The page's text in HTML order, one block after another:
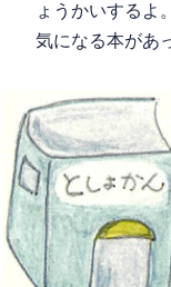
ょうかいするよ。
気になる本があ